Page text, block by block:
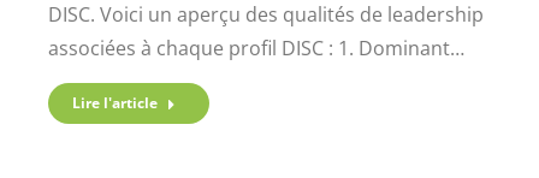
DISC. Voici un aperçu des qualités de leadership
associées à chaque profil DISC : 1. Dominant…
Lire l'article